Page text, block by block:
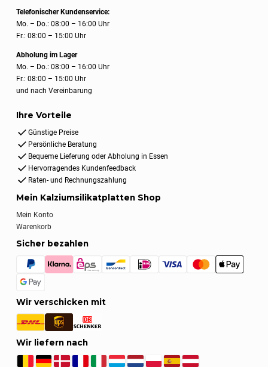
Telefonischer Kundenservice:
Mo. – Do.: 08:00 – 16:00 Uhr
Fr.: 08:00 – 15:00 Uhr
Abholung im Lager
Mo. – Do.: 08:00 – 16:00 Uhr
Fr.: 08:00 – 15:00 Uhr
und nach Vereinbarung
Ihre Vorteile
Günstige Preise
Persönliche Beratung
Bequeme Lieferung oder Abholung in Essen
Hervorragendes Kundenfeedback
Raten- und Rechnungszahlung
Mein Kalziumsilikatplatten Shop
Mein Konto
Warenkorb
Sicher bezahlen
Wir verschicken mit
Wir liefern nach